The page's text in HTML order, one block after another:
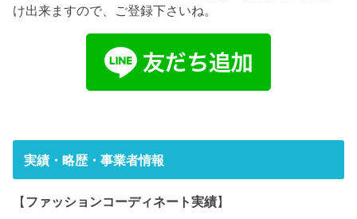
け出来ますので、ご登録下さいね。
実績・略歴・事業者情報
【 ファッションコーディネート実績】